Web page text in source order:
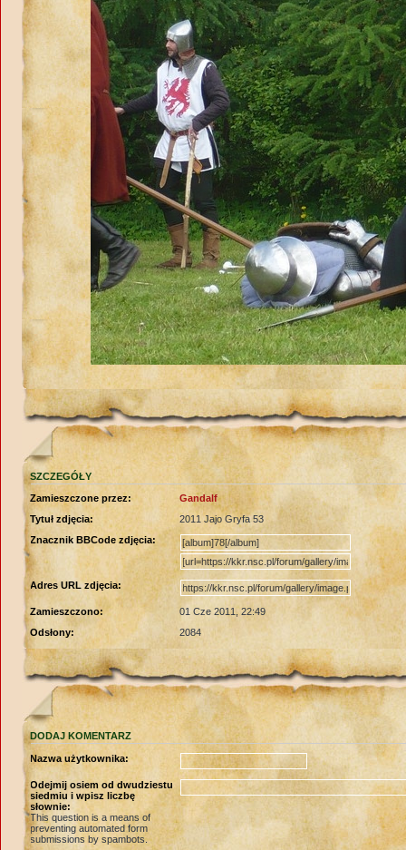
SZCZEGÓŁY
Zamieszczone przez:
Gandalf
Tytuł zdjęcia:
2011 Jajo Gryfa 53
Znacznik BBCode zdjęcia:
Adres URL zdjęcia:
Zamieszczono:
01 Cze 2011, 22:49
Odsłony:
2084
DODAJ KOMENTARZ
Nazwa użytkownika:
Odejmij osiem od dwudziestu
siedmiu i wpisz liczbę
słownie:
This question is a means of
preventing automated form
submissions by spambots.